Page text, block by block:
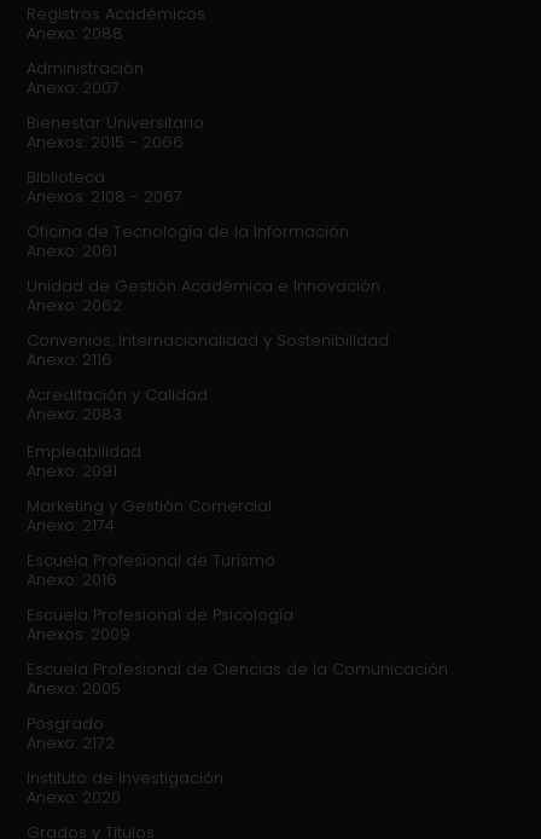
Registros Académicos
Anexo: 2088
Administración
Anexo: 2007
Bienestar Universitario
Anexos: 2015 - 2066
Biblioteca
Anexos: 2108 - 2067
Oficina de Tecnología de la Información
Anexo: 2061
Unidad de Gestión Académica e Innovación
Anexo: 2062
Convenios, Internacionalidad y Sostenibilidad
Anexo: 2116
Acreditación y Calidad
Anexo: 2083
Empleabilidad
Anexo: 2091
Marketing y Gestión Comercial
Anexo: 2174
Escuela Profesional de Turismo
Anexo: 2016
Escuela Profesional de Psicología
Anexos: 2009
Escuela Profesional de Ciencias de la Comunicación
Anexo: 2005
Posgrado
Anexo: 2172
Instituto de Investigación
Anexo: 2020
Grados y Títulos